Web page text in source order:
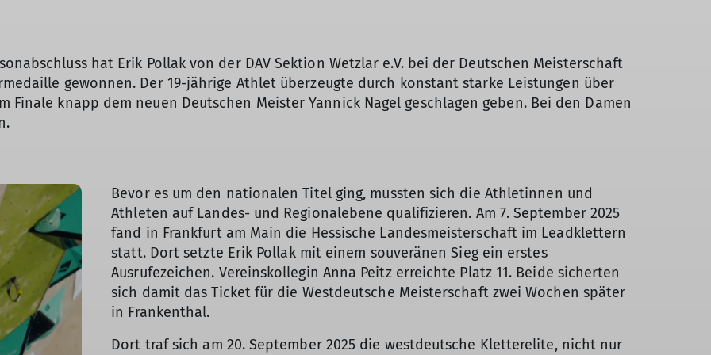
hat Erik Pollak von der DAV Sektion Wetzlar e.V. bei der Deutschen Meisterschaft
gewonnen. Der 19-jährige Athlet überzeugte durch konstant starke Leistungen über
Finale knapp dem neuen Deutschen Meister Yannick Nagel geschlagen geben. Bei den Damen
Bevor es um den nationalen Titel ging, mussten sich die Athletinnen und
Athleten auf Landes- und Regionalebene qualifizieren. Am 7. September 2025
fand in Frankfurt am Main die Hessische Landesmeisterschaft im Leadklettern
statt. Dort setzte Erik Pollak mit einem souveränen Sieg ein erstes
Ausrufezeichen. Vereinskollegin Anna Peitz erreichte Platz 11. Beide sicherten
sich damit das Ticket für die Westdeutsche Meisterschaft zwei Wochen später
in Frankenthal.
Dort traf sich am 20. September 2025 die westdeutsche Kletterelite, nicht nur